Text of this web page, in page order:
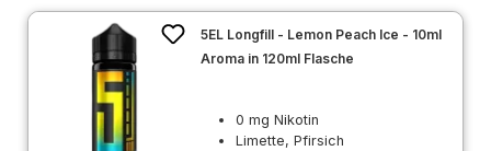
5EL Longfill - Lemon Peach Ice - 10ml
Aroma in 120ml Flasche
0 mg Nikotin
Limette, Pfirsich